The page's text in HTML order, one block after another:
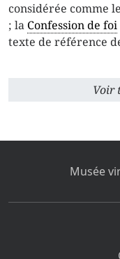
considérée comme
; la Confession de foi
texte de référence
Voir
Musée